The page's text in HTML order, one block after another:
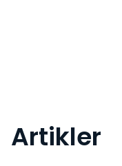
Artikler